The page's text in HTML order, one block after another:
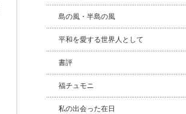
島の風・半島の風
平和を愛する世界人として
書評
福チュモニ
私の出会った在日